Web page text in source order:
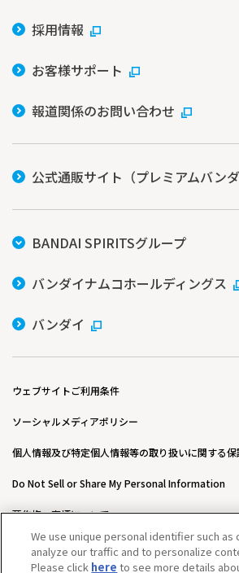
採用情報
お客様サポート
報道関係のお問い合わせ
公式通販サイト（プレミアムバンダ
BANDAI SPIRITSグループ
バンダイナムコホールディングス
バンダイ
ウェブサイトご利用条件
ソーシャルメディアポリシー
個人情報及び特定個人情報等の取り扱いに関する
Do Not Sell or Share My Personal Information
著作権・商標について
ウェブアクセシビリティ方針
We use unique personal identifier such as
analyze our traffic and to personalize
Please click here to see more details